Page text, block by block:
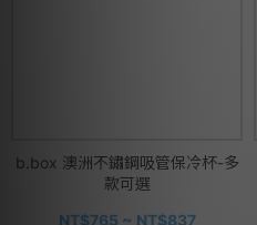
b.box 澳洲不鏽鋼吸管保冷杯-多
款可選
NT$765 ~ NT$837